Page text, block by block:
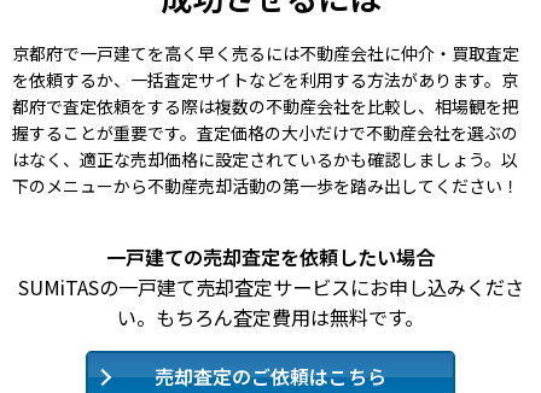
京都府で一戸建てを高く早く売るには不動産会社に仲介・買取査定
を依頼するか、一括査定サイトなどを利用する方法があります。京
都府で査定依頼をする際は複数の不動産会社を比較し、相場観を把
握することが重要です。査定価格の大小だけで不動産会社を選ぶの
はなく、適正な売却価格に設定されているかも確認しましょう。以
下のメニューから不動産売却活動の第一歩を踏み出してください！
一戸建ての売却査定を依頼したい場合
SUMiTASの一戸建て売却査定サービスにお申し込みくださ
い。もちろん査定費用は無料です。
売却査定のご依頼はこちら